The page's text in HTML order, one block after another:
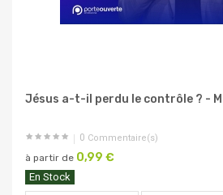
Jésus a-t-il perdu le contrôle ? -
0 Commentaire(s)
à partir de 0,99 €
En Stock